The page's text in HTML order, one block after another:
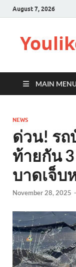
August 7, 2026
MAIN
NEWS
ด่วน! ร
ท้ายกัน
บาดเจ็บ
November 28, 2025 -